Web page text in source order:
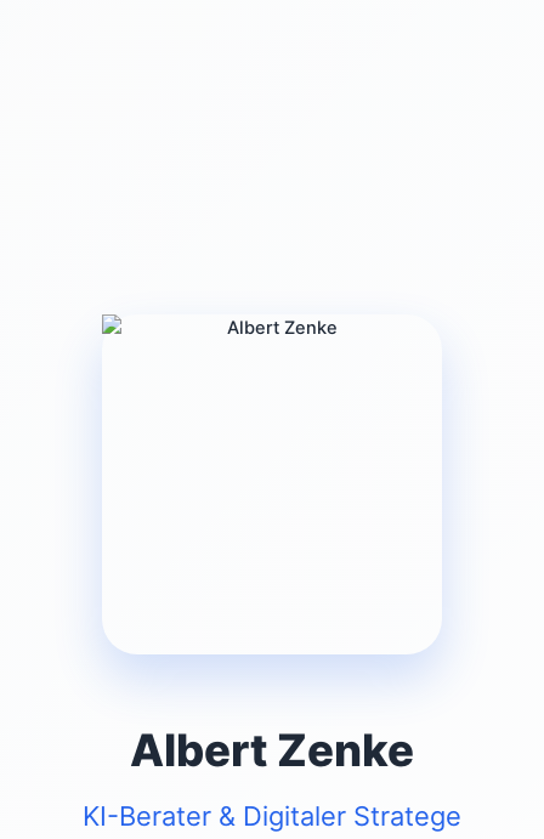
Albert Zenke
KI-Berater & Digitaler Stratege